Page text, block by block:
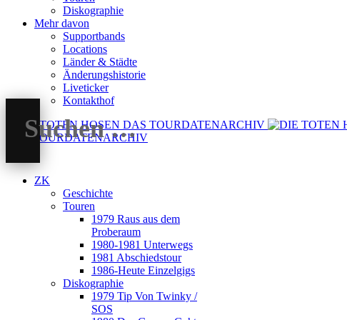
Diskographie
Mehr davon
Supportbands
Locations
Länder & Städte
Änderungshistorie
Liveticker
Kontakthof
DAS TOURDATENARCHIV
ZK
Geschichte
Touren
1979 Raus aus dem
Proberaum
1980-1981 Unterwegs
1981 Abschiedstour
1986-Heute Einzelgigs
Diskographie
1979 Tip Von Twinky /
SOS